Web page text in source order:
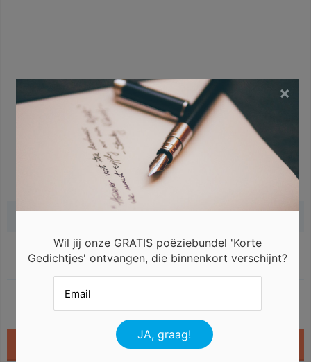
Wil jij onze GRATIS poëziebundel 'Korte
Gedichtjes' ontvangen, die binnenkort verschijnt?
×